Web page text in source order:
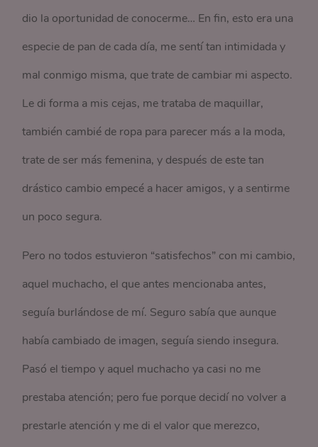
dio la oportunidad de conocerme… En fin, esto era una
especie de pan de cada día, me sentí tan intimidada y
mal conmigo misma, que trate de cambiar mi aspecto.
Le di forma a mis cejas, me trataba de maquillar,
también cambié de ropa para parecer más a la moda,
trate de ser más femenina, y después de este tan
drástico cambio empecé a hacer amigos, y a sentirme
un poco segura.
Pero no todos estuvieron “satisfechos” con mi cambio,
aquel muchacho, el que antes mencionaba antes,
seguía burlándose de mí. Seguro sabía que aunque
había cambiado de imagen, seguía siendo insegura.
Pasó el tiempo y aquel muchacho ya casi no me
prestaba atención; pero fue porque decidí no volver a
prestarle atención y me di el valor que merezco,